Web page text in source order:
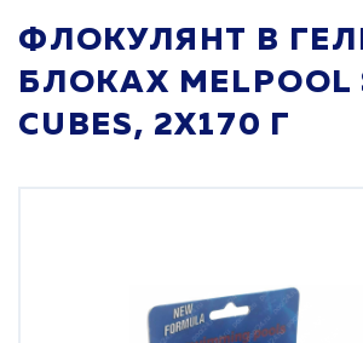
ФЛОКУЛЯНТ В
БЛОКАХ MELPOOL
CUBES, 2X170 Г